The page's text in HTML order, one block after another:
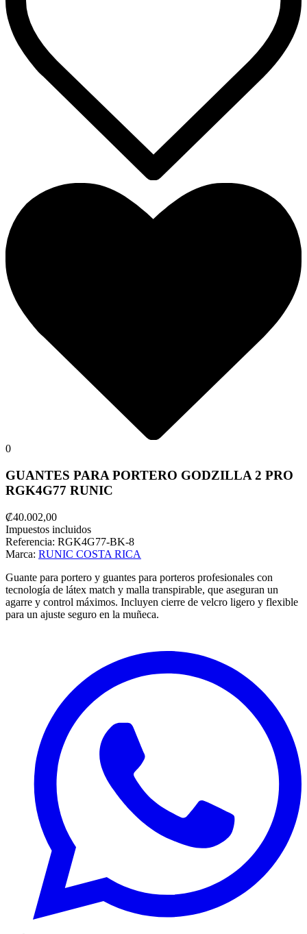
0
GUANTES PARA PORTERO GODZILLA 2 PRO
RGK4G77 RUNIC
₡40.002,00
Impuestos incluidos
Referencia: RGK4G77-BK-8
Marca: RUNIC COSTA RICA
Guante para portero y guantes para porteros profesionales con
tecnología de látex match y malla transpirable, que aseguran un
agarre y control máximos. Incluyen cierre de velcro ligero y flexible
para un ajuste seguro en la muñeca.